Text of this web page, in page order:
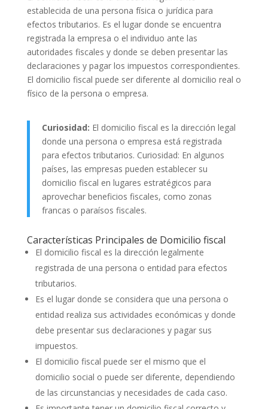
establecida de una persona física o jurídica para
efectos tributarios. Es el lugar donde se encuentra
registrada la empresa o el individuo ante las
autoridades fiscales y donde se deben presentar las
declaraciones y pagar los impuestos correspondientes.
El domicilio fiscal puede ser diferente al domicilio real o
físico de la persona o empresa.
Curiosidad: El domicilio fiscal es la dirección legal
donde una persona o empresa está registrada
para efectos tributarios. Curiosidad: En algunos
países, las empresas pueden establecer su
domicilio fiscal en lugares estratégicos para
aprovechar beneficios fiscales, como zonas
francas o paraísos fiscales.
Características Principales de Domicilio fiscal
El domicilio fiscal es la dirección legalmente
registrada de una persona o entidad para efectos
tributarios.
Es el lugar donde se considera que una persona o
entidad realiza sus actividades económicas y donde
debe presentar sus declaraciones y pagar sus
impuestos.
El domicilio fiscal puede ser el mismo que el
domicilio social o puede ser diferente, dependiendo
de las circunstancias y necesidades de cada caso.